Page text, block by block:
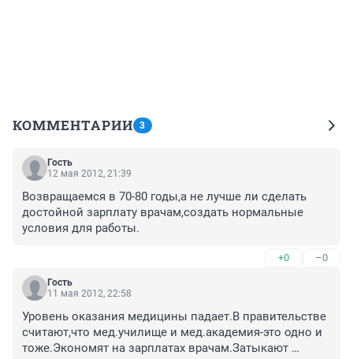
КОММЕНТАРИИ 3
Гость
12 мая 2012, 21:39
Возвращаемся в 70-80 годы,а не лучше ли сделать
достойной зарплату врачам,создать нормальные
условия для работы.
+0 –0
Гость
11 мая 2012, 22:58
Уровень оказания медицины падает.В правительстве
считают,что мед.училище и мед.академия-это одно и
тоже.Экономят на зарплатах врачам.Затыкают